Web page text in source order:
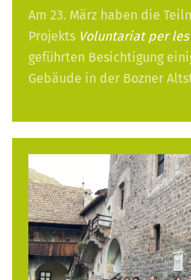
Am 23. März haben die
Projekts Voluntariat per
geführten Besichtigung
Gebäude in der Bozner